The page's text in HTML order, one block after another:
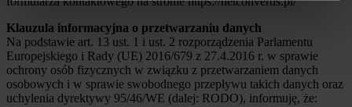
Klauzula informacyjna o przetwarzaniu danych
Na podstawie art. 13 ust. 1 i ust. 2 rozporządzenia Parlamentu
Europejskiego i Rady (UE) 2016/679 z 27.4.2016 r. w sprawie
ochrony osób fizycznych w związku z przetwarzaniem danych
osobowych i w sprawie swobodnego przepływu takich danych oraz
uchylenia dyrektywy 95/46/WE (dalej: RODO), informuję, że: